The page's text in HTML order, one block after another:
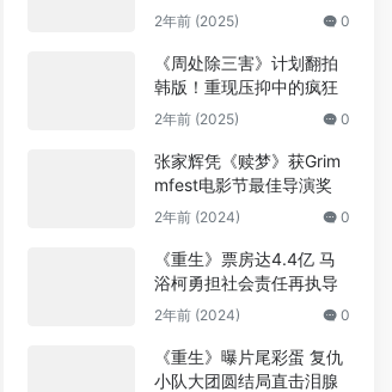
日
2年前 (2025) 0
《周处除三害》计划翻拍
韩版！重现压抑中的疯狂
2年前 (2025) 0
张家辉凭《赎梦》获Grim
mfest电影节最佳导演奖
2年前 (2024) 0
《重生》票房达4.4亿 马
浴柯勇担社会责任再执导
2年前 (2024) 0
《重生》曝片尾彩蛋 复仇
小队大团圆结局直击泪腺